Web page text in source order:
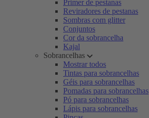
Primer de pestanas
Reviradores de pestanas
Sombras com glitter
Conjuntos
Cor da sobrancelha
Kajal
Sobrancelhas
Mostrar todos
Tintas para sobrancelhas
Géis para sobrancelhas
Pomadas para sobrancelhas
Pó para sobrancelhas
Lápis para sobrancelhas